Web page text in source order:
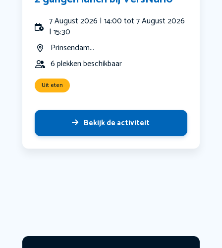
7 August 2026 | 14:00 tot 7 August 2026
| 15:30
Prinsendam...
6 plekken beschikbaar
Uit eten
Bekijk de activiteit